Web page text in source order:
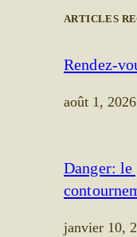
ARTICLES
Rendez-
août 1, 2026
Danger:
janvier 10,